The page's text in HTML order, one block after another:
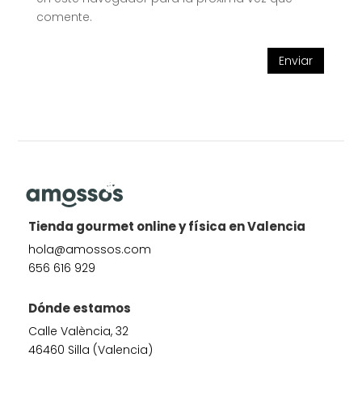
comente.
Enviar
Tienda gourmet online y física en Valencia
hola@amossos.com
656 616 929
Dónde estamos
Calle València, 32
46460 Silla (Valencia)